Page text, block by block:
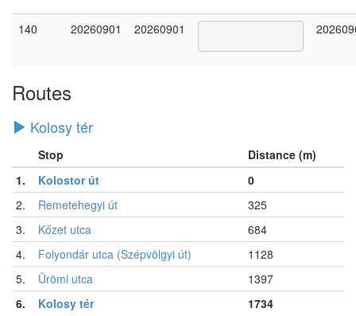
140 20260901 20260901
Routes
Kolosy tér
Stop
Distance (m)
1.
Kolostor út
0
2.
Remetehegyi út
325
3.
Kőzet utca
684
4.
Folyondár utca (Szépvölgyi út)
1128
5.
Ürömi utca
1397
6.
Kolosy tér 1734